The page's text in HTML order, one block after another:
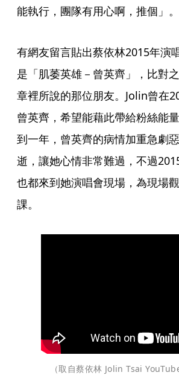
能執行，團隊有用心啊，推個」。
有網友留言貼出蔡依林2015年演
是「肌萎英雄－曾英齊」，比對
章裡所說的那位朋友。Jolin曾在
曾英齊，希望能藉此帶給粉絲能
到一年，曾英齊的病情加重急劇
逝，讓她心情非常難過，不過
也都來到她演唱會現場，為現場
課。
（取自蔡依林 Jolin Tsai